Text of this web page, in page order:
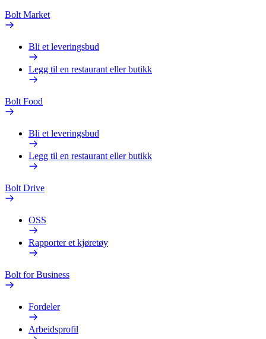
Bolt Market
Bli et leveringsbud
Legg til en restaurant eller butikk
Bolt Food
Bli et leveringsbud
Legg til en restaurant eller butikk
Bolt Drive
OSS
Rapporter et kjøretøy
Bolt for Business
Fordeler
Arbeidsprofil